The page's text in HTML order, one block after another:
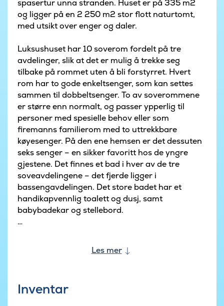
spasertur unna stranden. Huset er på 335 m2
og ligger på en 2 250 m2 stor flott naturtomt,
med utsikt over enger og daler.
Luksushuset har 10 soverom fordelt på tre
avdelinger, slik at det er mulig å trekke seg
tilbake på rommet uten å bli forstyrret. Hvert
rom har to gode enkeltsenger, som kan settes
sammen til dobbeltsenger. To av soverommene
er større enn normalt, og passer ypperlig til
personer med spesielle behov eller som
firemanns familierom med to uttrekkbare
køyesenger. På den ene hemsen er det dessuten
seks senger – en sikker favoritt hos de yngre
gjestene. Det finnes et bad i hver av de tre
soveavdelingene – det fjerde ligger i
bassengavdelingen. Det store badet har et
handikapvennlig toalett og dusj, samt
babybadekar og stellebord.
oppvaskmaskiner, ovner, vasker, ekstra store
kokeplater samt et amerikansk kjøleskap med
både kull- og gassgrill og pizzaovn.
Les mer
Inventar